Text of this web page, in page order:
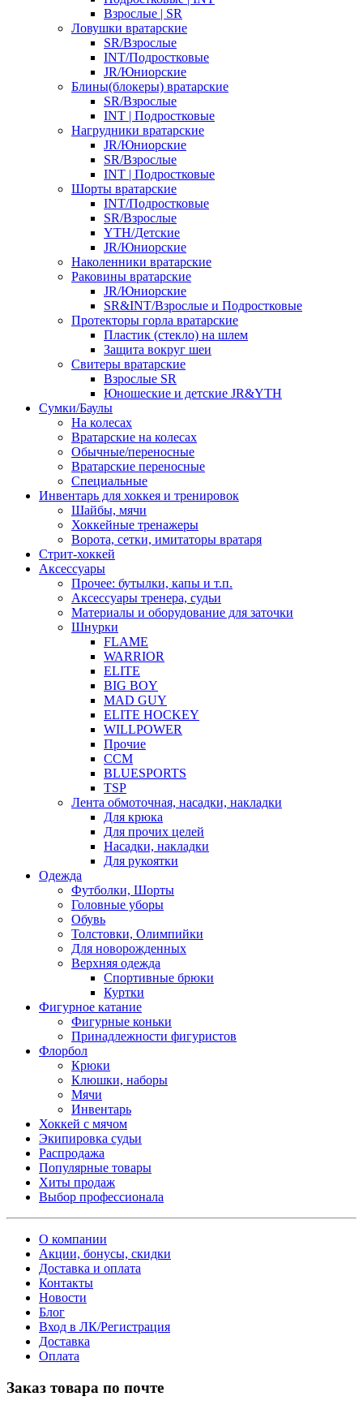
Взрослые | SR
Ловушки вратарские
SR/Взрослые
INT/Подростковые
JR/Юниорские
Блины(блокеры) вратарские
SR/Взрослые
INT | Подростковые
Нагрудники вратарские
JR/Юниорские
SR/Взрослые
INT | Подростковые
Шорты вратарские
INT/Подростковые
SR/Взрослые
YTH/Детские
JR/Юниорские
Наколенники вратарские
Раковины вратарские
JR/Юниорские
SR&INT/Взрослые и Подростковые
Протекторы горла вратарские
Пластик (стекло) на шлем
Защита вокруг шеи
Свитеры вратарские
Взрослые SR
Юношеские и детские JR&YTH
Сумки/Баулы
На колесах
Вратарские на колесах
Обычные/переносные
Вратарские переносные
Специальные
Инвентарь для хоккея и тренировок
Шайбы, мячи
Хоккейные тренажеры
Ворота, сетки, имитаторы вратаря
Стрит-хоккей
Аксессуары
Прочее: бутылки, капы и т.п.
Аксессуары тренера, судьи
Материалы и оборудование для заточки
Шнурки
FLAME
WARRIOR
ELITE
BIG BOY
MAD GUY
ELITE HOCKEY
WILLPOWER
Прочие
CCM
BLUESPORTS
TSP
Лента обмоточная, насадки, накладки
Для крюка
Для прочих целей
Насадки, накладки
Для рукоятки
Одежда
Футболки, Шорты
Головные уборы
Обувь
Толстовки, Олимпийки
Для новорожденных
Верхняя одежда
Спортивные брюки
Куртки
Фигурное катание
Фигурные коньки
Принадлежности фигуристов
Флорбол
Крюки
Клюшки, наборы
Мячи
Инвентарь
Хоккей с мячом
Экипировка судьи
Распродажа
Популярные товары
Хиты продаж
Выбор профессионала
О компании
Акции, бонусы, скидки
Доставка и оплата
Контакты
Новости
Блог
Вход в ЛК/Регистрация
Доставка
Оплата
Заказ товара по почте